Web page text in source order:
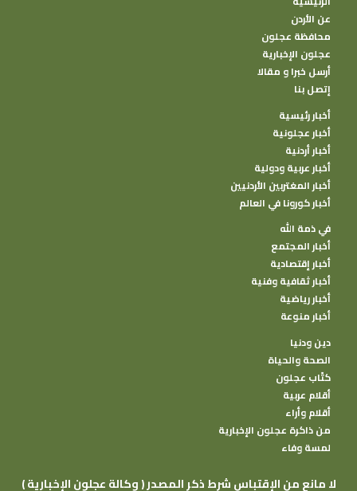
عن الأردن
محافظة عجلون
عجلون الإخبارية
أرسل خبرا و مقالا
إتصل بنا
أخبار رئيسية
أخبار عجلونية
أخبار أردنية
أخبار عربية ودولية
أخبار المغتربين الأردنيين
أخبار كورونا في العالم
في ذمة الله
أخبار المجتمع
أخبار إقتصادية
أخبار ثقافية وفنية
أخبار رياضية
أخبار منوعة
دين ودنيا
الصحة والحياة
كتًاب عجلون
أقلام عربية
أقلام وأراء
من ذاكرة عجلون الإخبارية
لمسة وفاء
( وكالة عجلون الإخبارية ) لا مانع من الإقتباس شرط ذكر المصدر